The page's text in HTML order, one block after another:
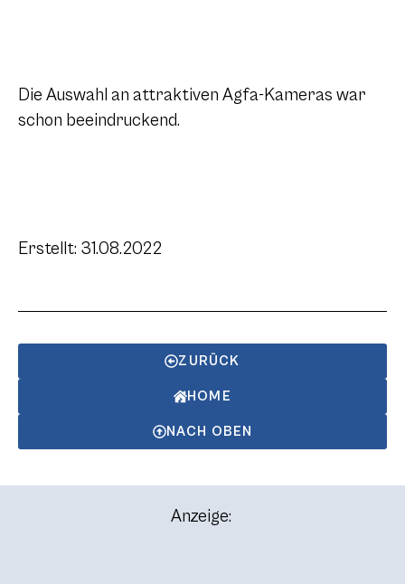
Die Auswahl an attraktiven Agfa-Kameras war
schon beeindruckend.
Erstellt: 31.08.2022
ZURÜCK
HOME
NACH OBEN
Anzeige: